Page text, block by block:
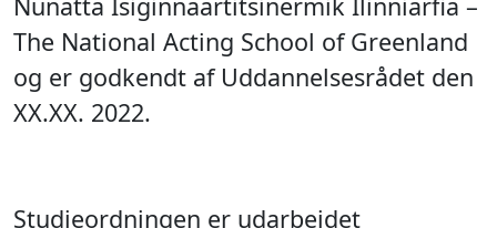
The National Acting School of Greenland
og er godkendt af Uddannelsesrådet den
XX.XX. 2022.
Studieordningen er udarbejdet